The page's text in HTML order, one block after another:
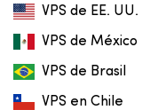
VPS de EE. UU.
VPS de México
VPS de Brasil
VPS en Chile